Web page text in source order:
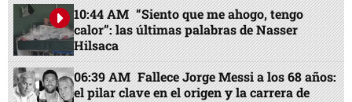
10:44 AM “Siento que me ahogo, tengo
calor”: las últimas palabras de Nasser
Hilsaca
06:39 AM Fallece Jorge Messi a los 68 años:
el pilar clave en el origen y la carrera de